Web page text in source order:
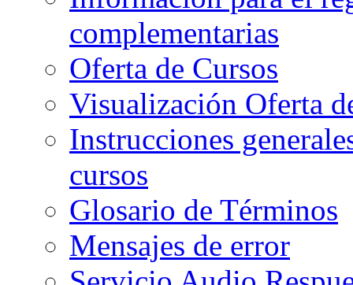
complementarias
Oferta de Cursos
Visualización Oferta
Instrucciones
cursos
Glosario de Términos
Mensajes de error